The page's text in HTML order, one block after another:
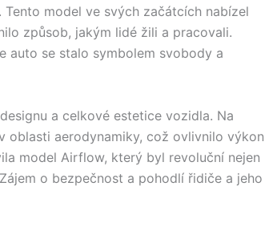
model ve svých začátcích nabízel
způsob, jakým lidé žili a pracovali.
auto se stalo symbolem svobody a
a celkové estetice vozidla. Na
oblasti aerodynamiky, což ovlivnilo výkon
model Airflow, který byl revoluční nejen
o bezpečnost a pohodlí řidiče a jeho